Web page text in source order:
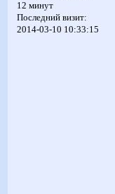
12 минут
Последний визит:
2014-03-10 10:33:15